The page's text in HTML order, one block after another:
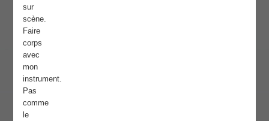
sur
scène.
Faire
corps
avec
mon
instrument.
Pas
comme
le